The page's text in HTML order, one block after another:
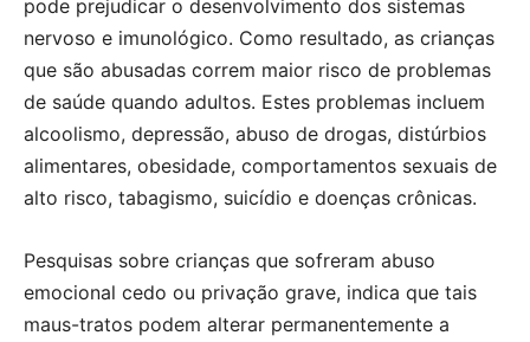
pode prejudicar o desenvolvimento dos sistemas
nervoso e imunológico. Como resultado, as crianças
que são abusadas correm maior risco de problemas
de saúde quando adultos. Estes problemas incluem
alcoolismo, depressão, abuso de drogas, distúrbios
alimentares, obesidade, comportamentos sexuais de
alto risco, tabagismo, suicídio e doenças crônicas.
Pesquisas sobre crianças que sofreram abuso
emocional cedo ou privação grave, indica que tais
maus-tratos podem alterar permanentemente a